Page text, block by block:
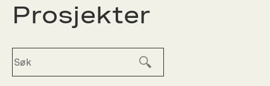
Prosjekter